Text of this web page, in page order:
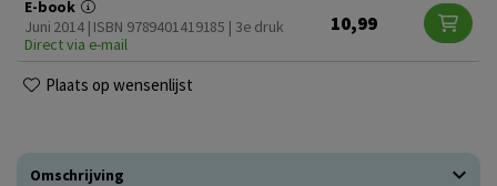
E-book
Juni 2014 | ISBN 9789401419185 | 3e druk
Direct via e-mail
10,99
Plaats op wensenlijst
Omschrijving